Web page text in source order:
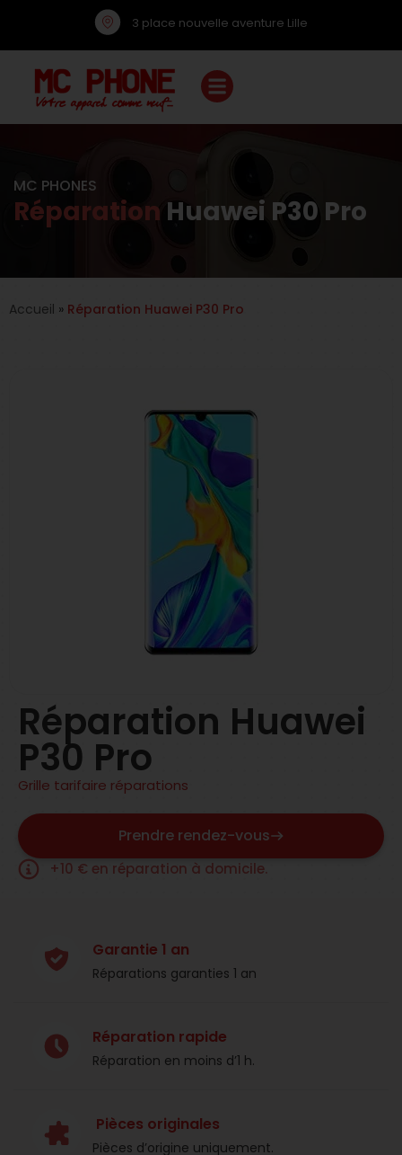
3 place nouvelle aventure Lille
MC PHONES
Réparation Huawei P30 Pro
Accueil » Réparation Huawei P30 Pro
Réparation Huawei
P30 Pro
Grille tarifaire réparations
Prendre rendez-vous
+10 € en réparation à domicile.
Garantie 1 an
Réparations garanties 1 an​
Réparation rapide
Réparation en moins d’1 h.​
Pièces originales
Pièces d’origine uniquement.​